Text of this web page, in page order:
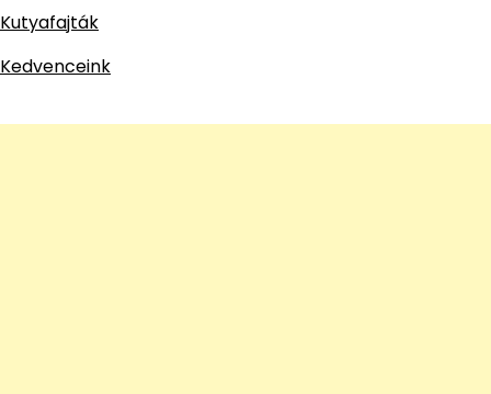
Kutyafajták
Kedvenceink